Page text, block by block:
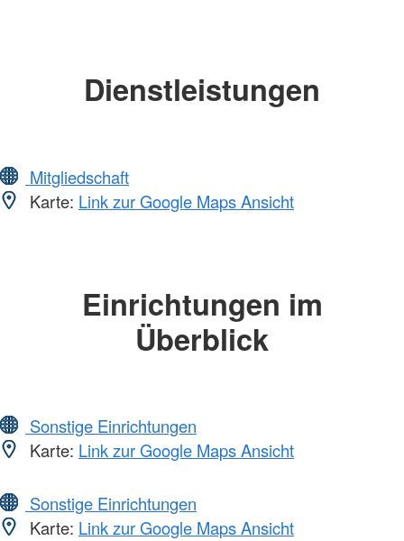
Dienstleistungen
Mitgliedschaft
Karte: Link zur Google Maps Ansicht
Einrichtungen im
Überblick
Sonstige Einrichtungen
Karte: Link zur Google Maps Ansicht
Sonstige Einrichtungen
Karte: Link zur Google Maps Ansicht